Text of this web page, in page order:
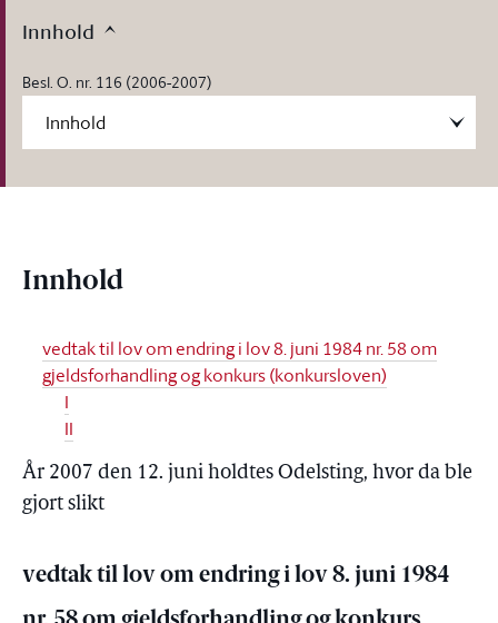
Innhold
Besl. O. nr. 116 (2006-2007)
Innhold
vedtak til lov om endring i lov 8. juni 1984 nr. 58 om
gjeldsforhandling og konkurs (konkursloven)
I
II
År 2007 den 12. juni holdtes Odelsting, hvor da ble
gjort slikt
vedtak til lov om endring i lov 8. juni 1984